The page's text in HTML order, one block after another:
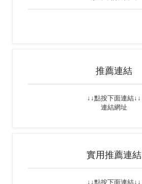
推薦連結
↓↓點按下面連結↓↓
連結網址
實用推薦連結
↓↓點按下面連結↓↓